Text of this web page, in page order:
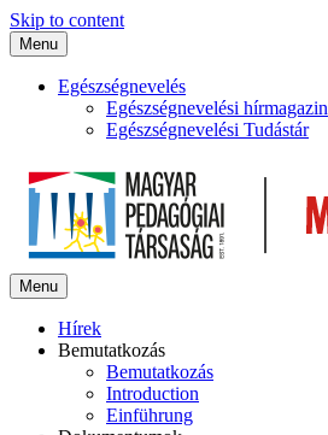
Skip to content
Menu
Egészségnevelés
Egészségnevelési hírmagazin
Egészségnevelési Tudástár
Menu
Hírek
Bemutatkozás
Bemutatkozás
Introduction
Einführung